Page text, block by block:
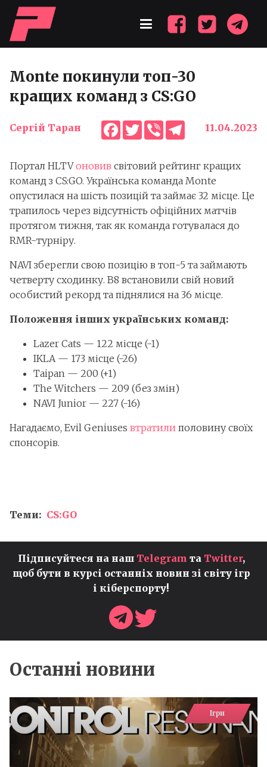
Monte покинули топ-30
кращих команд з CS:GO
Сергій Таран Facebook
TwitterViber Telegram
11.04.2023
Портал HLTVоновив світовий рейтинг кращих
команд з CS:GO. Українська команда Monte
опустилася на шість позицій та займає 32 місце. Це
трапилось через відсутність офіційних матчів
протягом тижня, так як команда готувалася до
RMR-турніру.
NAVI зберегли свою позицію в топ-5 та займають
четверту сходинку. B8 встановили свій новий
особистий рекорд та піднялися на 36 місце.
Положення інших українських команд:
Lazer Cats — 122 місце (-1)
IKLA — 173 місце (-26)
Taipan — 200 (+1)
The Witchers — 209 (без змін)
NAVI Junior — 227 (-16)
Нагадаємо, Evil Geniuses втратили половину своїх
спонсорів.
Теми: CS:GO
Підписуйтеся на наш Telegram та Twitter,
щоб бути в курсі останніх новин зі світу ігр
і кіберспорту!
Останні новини
Ігри